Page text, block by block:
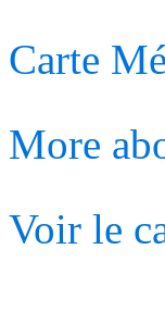
Carte
More
Voir le